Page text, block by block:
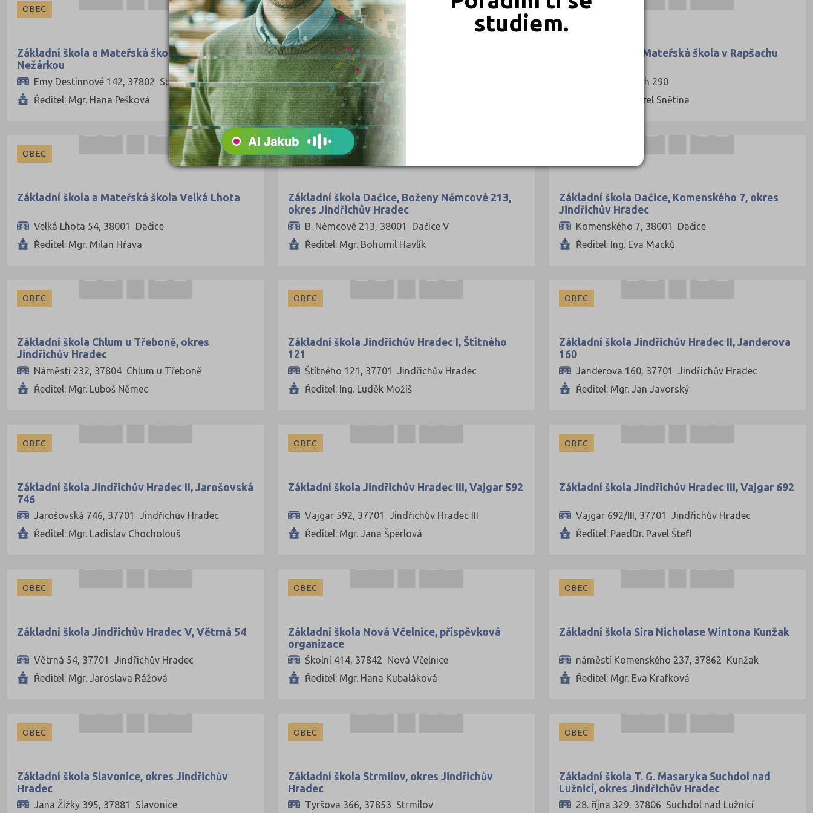
studiem.
Přerov (56)
Příbram (49)
Rakovník (25)
Rokycany (19)
Rychnov nad Kněžnou (45)
Semily (45)
Sokolov (29)
Strakonice (21)
Šumperk (60)
Tábor (33)
Tachov (21)
Ústí nad Labem (30)
Ústí nad Orlicí (75)
Vsetín (60)
OBEC
Základní škola a Mateřská škola Stráž nad
Nežárkou
Emy Destinnové 142, 37802 Stráž nad Nežárkou
Ředitel: Mgr. Hana Pešková
OBEC
Základní škola a Mateřská škola Studená,
okres Jindřichův Hradec
Komenského 446, 37856 Studená
Ředitel: Mgr. Jitka Bučinová
OBEC
Základní škola a Mateřská škola v Rapšachu
, 37807 Rapšach 290
Ředitel: Mgr. Karel Snětina
OBEC
Základní škola a Mateřská škola Velká Lhota
Velká Lhota 54, 38001 Dačice
Ředitel: Mgr. Milan Hřava
OBEC
Základní škola Dačice, Boženy Němcové 213,
okres Jindřichův Hradec
B. Němcové 213, 38001 Dačice V
Ředitel: Mgr. Bohumil Havlík
Základní škola Dačice, Komenského 7, okres
Jindřichův Hradec
Komenského 7, 38001 Dačice
Ředitel: Ing. Eva Macků
OBEC
Základní škola Chlum u Třeboně, okres
Jindřichův Hradec
Náměstí 232, 37804 Chlum u Třeboně
Ředitel: Mgr. Luboš Němec
OBEC
Základní škola Jindřichův Hradec I, Štítného
121
Štítného 121, 37701 Jindřichův Hradec
Ředitel: Ing. Luděk Možíš
OBEC
Základní škola Jindřichův Hradec II, Janderova
160
Janderova 160, 37701 Jindřichův Hradec
Ředitel: Mgr. Jan Javorský
OBEC
Základní škola Jindřichův Hradec II, Jarošovská
746
Jarošovská 746, 37701 Jindřichův Hradec
Ředitel: Mgr. Ladislav Chocholouš
OBEC
Základní škola Jindřichův Hradec III, Vajgar 592
Vajgar 592, 37701 Jindřichův Hradec III
Ředitel: Mgr. Jana Šperlová
OBEC
Základní škola Jindřichův Hradec III, Vajgar 692
Vajgar 692/III, 37701 Jindřichův Hradec
Ředitel: PaedDr. Pavel Štefl
OBEC
Základní škola Jindřichův Hradec V, Větrná 54
Větrná 54, 37701 Jindřichův Hradec
Ředitel: Mgr. Jaroslava Rážová
OBEC
Základní škola Nová Včelnice, příspěvková
organizace
Školní 414, 37842 Nová Včelnice
Ředitel: Mgr. Hana Kubaláková
OBEC
Základní škola Sira Nicholase Wintona Kunžak
náměstí Komenského 237, 37862 Kunžak
Ředitel: Mgr. Eva Krafková
OBEC
Základní škola Slavonice, okres Jindřichův
Hradec
Jana Žižky 395, 37881 Slavonice
OBEC
Základní škola Strmilov, okres Jindřichův
Hradec
Tyršova 366, 37853 Strmilov
OBEC
Základní škola T. G. Masaryka Suchdol nad
Lužnicí, okres Jindřichův Hradec
28. října 329, 37806 Suchdol nad Lužnicí